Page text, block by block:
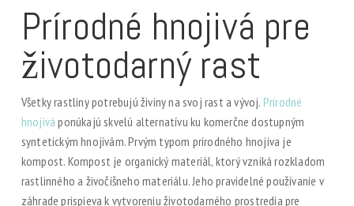
Prírodné hnojivá pre
životodarný rast
Všetky rastliny potrebujú živiny na svoj rast a vývoj. Prírodné
hnojivá ponúkajú skvelú alternatívu ku komerčne dostupným
syntetickým hnojivám. Prvým typom prírodného hnojiva je
kompost. Kompost je organický materiál, ktorý vzniká rozkladom
rastlinného a živočíšneho materiálu. Jeho pravidelné používanie v
záhrade prispieva k vytvoreniu životodarného prostredia pre